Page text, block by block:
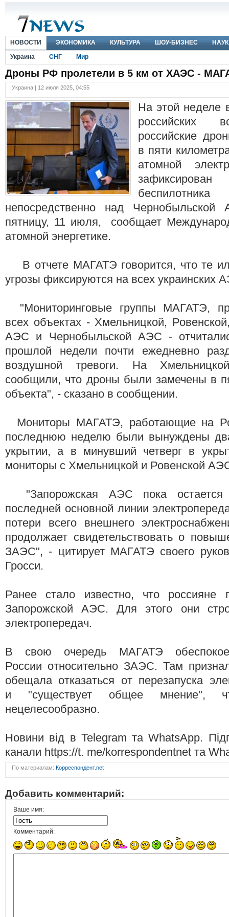
НОВОСТИ ЭКОНОМИКА КУЛЬТУРА ШОУ-БИЗНЕС
Украина
СНГ Мир
Дроны РФ пролетели в 5 км от ХАЭС -
Украина | 12 июля 2025, 04:55
На этой неделе
российских
российские
в пяти
атомной
непосредственно над
пятницу, 11 июля, сообщает
атомной энергетике.
В отчете МАГАТЭ говорится, что те
угрозы фиксируются на всех украинских
"Мониторинговые группы МАГАТЭ,
всех объектах - Хмельницкой,
АЭС и Чернобыльской АЭС -
прошлой недели почти ежедневно
воздушной тревоги. На
сообщили, что дроны были замечены в
объекта", - сказано в сообщении.
Мониторы МАГАТЭ, работающие на
последнюю неделю были вынуждены
укрытии, а в минувший четверг в
мониторы с Хмельницкой и Ровенской
"Запорожская АЭС пока остается
последней основной линии
потери всего внешнего
продолжает свидетельствовать о
ЗАЭС", - цитирует МАГАТЭ своего
Гросси.
Ранее стало известно, что россияне
Запорожской АЭС. Для этого они
электропередач.
В свою очередь МАГАТЭ
России относительно ЗАЭС. Там
обещала отказаться от перезапуска
и "существует общее мнение",
нецелесообразно.
Новини від в Telegram та WhatsApp.
канали https://t. me/korrespondentnet та
По материалам: Корреспондент.net
Добавить комментарий:
Ваше имя:
Комментарий: